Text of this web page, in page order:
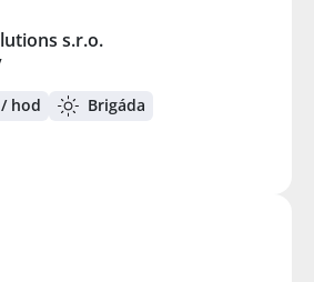
s.r.o.
/ hod Brigáda